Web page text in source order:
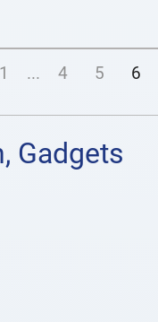
1 ... 4 5 6
Gadgets